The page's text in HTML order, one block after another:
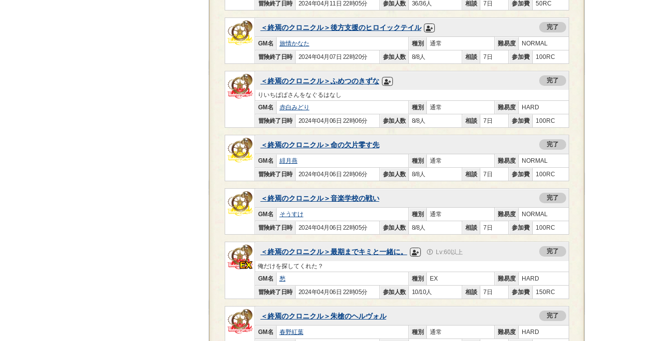
冒険終了日時
2024年04月11日 22時05分 参加人数 36/36人 相談 7日 参加費 50RC
＜終焉のクロニクル＞後方支援のヒロイックテイル 完了
GM名 旅情かなた 種別 通常 難易度
NORMAL
冒険終了日時
2024年04月07日 22時20分 参加人数 8/8人 相談 7日 参加費 100RC
＜終焉のクロニクル＞ふめつのきずな 完了
りいちぱぱさんをなぐるはなし
GM名
赤白みどり 種別 通常 難易度
HARD
冒険終了日時
2024年04月06日 22時06分 参加人数 8/8人 相談 7日 参加費 100RC
＜終焉のクロニクル＞命の欠片零す先 完了
GM名 緋月燕 種別 通常 難易度
NORMAL
冒険終了日時
2024年04月06日 22時06分 参加人数 8/8人 相談 7日 参加費 100RC
＜終焉のクロニクル＞音楽学校の戦い 完了
GM名 そうすけ 種別 通常 難易度
NORMAL
冒険終了日時
2024年04月06日 22時05分 参加人数 8/8人 相談 7日 参加費 100RC
＜終焉のクロニクル＞最期までキミと一緒に。 Lv:60以上 完了
俺だけを探してくれた？
GM名
愁 種別 EX 難易度
HARD
冒険終了日時
2024年04月06日 22時05分 参加人数 10/10人 相談 7日 参加費 150RC
＜終焉のクロニクル＞朱槍のヘルヴォル 完了
GM名 春野紅葉 種別 通常 難易度
HARD